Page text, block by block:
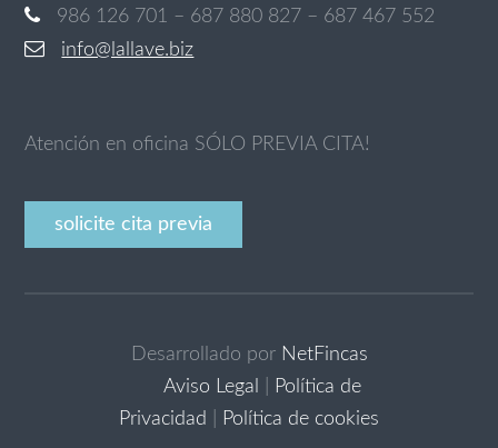
986 126 701 – 687 880 827 – 687 467 552
info@lallave.biz
Atención en oficina SÓLO PREVIA CITA!
solicite cita previa
Desarrollado por NetFincas
Aviso Legal
Política de
Privacidad
Política de cookies